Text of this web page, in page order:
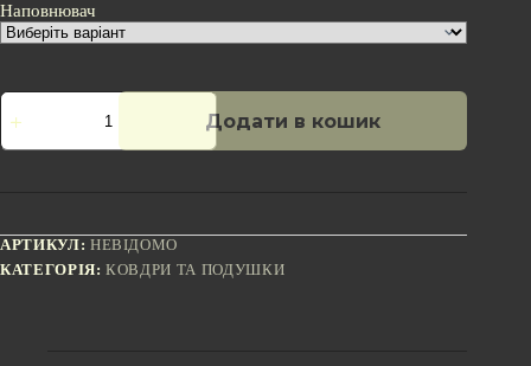
Наповнювач
Літня
ковдра
ватинна
Додати в кошик
АРТИКУЛ: НЕВІДОМО
КАТЕГОРІЯ:КОВДРИ ТА ПОДУШКИ